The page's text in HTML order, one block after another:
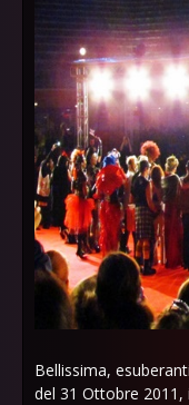
Bellissima,
del 31 Ottobre 2011,